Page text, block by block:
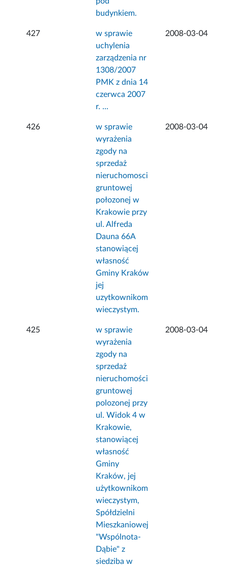
budynkiem.
427
w sprawie
uchylenia
zarządzenia nr
1308/2007
PMK z dnia 14
czerwca 2007
r. ...
2008-03-04
426
w sprawie
wyrażenia
zgody na
sprzedaż
nieruchomosci
gruntowej
połozonej w
Krakowie przy
ul. Alfreda
Dauna 66A
stanowiącej
własność
Gminy Kraków
jej
uzytkownikom
wieczystym.
2008-03-04
425
w sprawie
wyrażenia
zgody na
sprzedaż
nieruchomości
gruntowej
polozonej przy
ul. Widok 4 w
Krakowie,
stanowiącej
własność
Gminy
Kraków, jej
użytkownikom
wieczystym,
Spółdzielni
Mieszkaniowej
"Wspólnota-
Dąbie" z
siedziba w
2008-03-04